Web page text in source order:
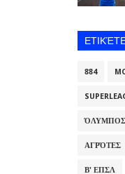
884
ΌΛΥΜΠΟΣ
ΑΓΡΌΤΕΣ
Β' ΕΠΣΛ